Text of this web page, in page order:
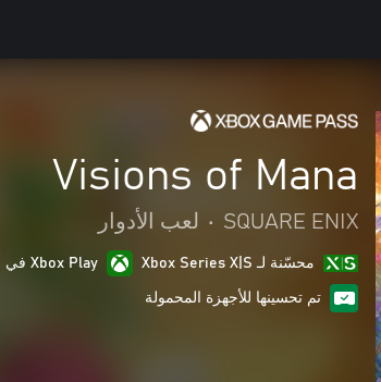
Visions of Mana
SQUARE ENIX
• لعب الأدوار
محسّنة لـ Xbox Series X|S Xbox Play في أي مكان
تم تحسينها للأجهزة المحمولة